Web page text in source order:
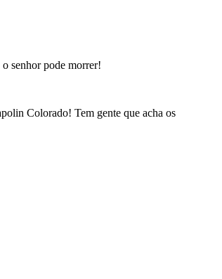
senhor pode morrer!
Colorado! Tem gente que acha os